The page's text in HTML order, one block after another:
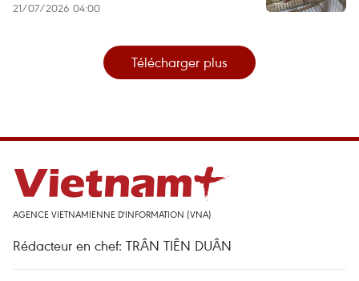
21/07/2026 04:00
Télécharger plus
AGENCE VIETNAMIENNE D'INFORMATION (VNA)
Rédacteur en chef: TRÂN TIÊN DUÂN